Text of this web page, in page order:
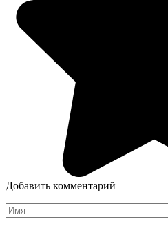
Добавить комментарий
Имя
*